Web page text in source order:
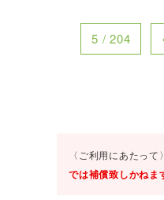
5 / 204
〈ご利用にあたっ
では補償致しかねま